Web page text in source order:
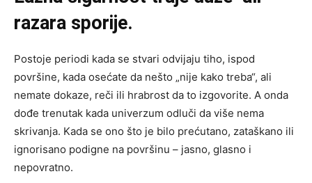
razara sporije.
Postoje periodi kada se stvari odvijaju tiho, ispod
površine, kada osećate da nešto „nije kako treba“, ali
nemate dokaze, reči ili hrabrost da to izgovorite. A onda
dođe trenutak kada univerzum odluči da više nema
skrivanja. Kada se ono što je bilo prećutano, zataškano ili
ignorisano podigne na površinu – jasno, glasno i
nepovratno.